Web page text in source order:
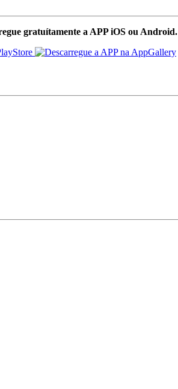
gratuítamente a APP iOS ou Android.